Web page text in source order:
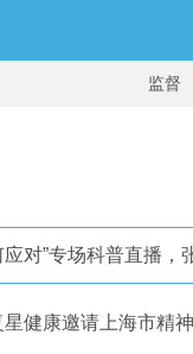
监督
对”专场科普直播，
健康邀请上海市精